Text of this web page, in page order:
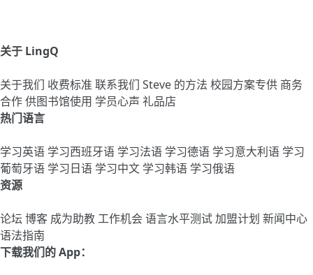
关于 LingQ
关于我们 收费标准 联系我们 Steve 的方法 校园方案专供 商务
合作供图书馆使用 学员心声 礼品店
热门语言
学习英语 学习西班牙语 学习法语 学习德语 学习意大利语 学习
葡萄牙语 学习日语 学习中文 学习韩语 学习俄语
资源
论坛 博客 成为助教工作机会语言水平测试加盟计划 新闻中心
语法指南
下载我们的 App：